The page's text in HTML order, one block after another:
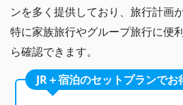
ンを多く提供しており、旅行計画
特に家族旅行やグループ旅行に便
ら確認できます。
JR＋宿泊のセットプランでお